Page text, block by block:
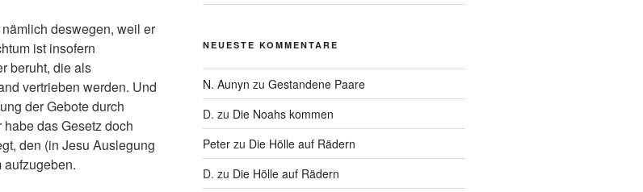
deswegen, weil er
ist insofern
beruht, die als
vertrieben werden. Und
der Gebote durch
das Gesetz doch
den (in Jesu Auslegung
NEUESTE KOMMENTARE
N. Aunyn zu Gestandene Paare
D. zu Die Noahs kommen
Peterzu Die Hölle auf Rädern
D. zu Die Hölle auf Rädern